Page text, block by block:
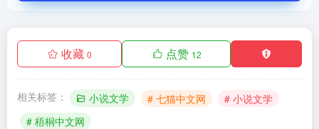
收藏 0 点赞 12
相关标签： 小说文学 # 七猫中文网
# 小说文学
# 梧桐中文网